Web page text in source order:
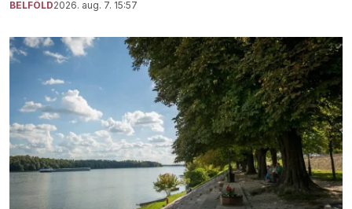
BELFÖLD2026. aug. 7. 15:57